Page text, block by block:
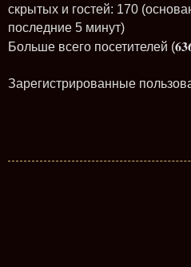
скрытых и гостей: 170
последние 5 минут)
Больше всего посетителей (
Зарегистрированные